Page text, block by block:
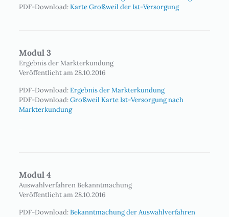
PDF-Download:Karte Großweil der Ist-Versorgung
Modul 3
Ergebnis der Markterkundung
Veröffentlicht am 28.10.2016
PDF-Download:Ergebnis der Markterkundung
PDF-Download:Großweil Karte Ist-Versorgung nach
Markterkundung
Modul 4
Auswahlverfahren Bekanntmachung
Veröffentlicht am 28.10.2016
PDF-Download:Bekanntmachung der Auswahlverfahren